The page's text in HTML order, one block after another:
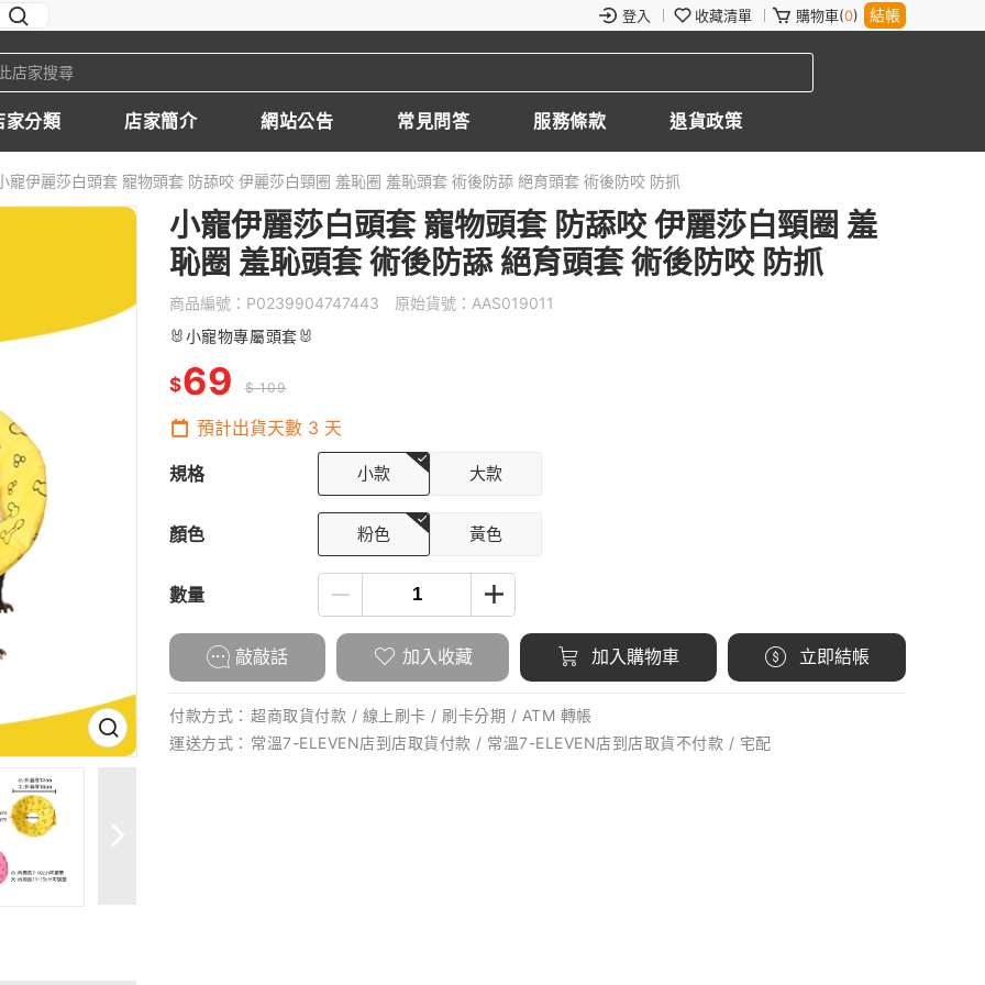
登入 收藏清單 購物車(0) 結帳
家分類 店家簡介 網站公告 常見問答 服務條款 退貨政策
寵伊麗莎白頭套 寵物頭套 防舔咬 伊麗莎白頸圈 羞恥圈 羞恥頭套 術後防舔 絕育頭套 術後防咬 防抓
小寵伊麗莎白頭套 寵物頭套 防舔咬 伊麗莎白頸圈 羞
恥圈 羞恥頭套 術後防舔 絕育頭套 術後防咬 防抓
商品編號： P0239904747443 原始貨號： AAS019011
🐰小寵物專屬頭套🐰
$69 $ 109
預計出貨天數 3 天
規格 小款 大款
顏色 粉色 黃色
數量
敲敲話 加入收藏 加入購物車 立即結帳
付款方式： 超商取貨付款 / 線上刷卡 / 刷卡分期 / ATM 轉帳
運送方式： 常溫7-ELEVEN店到店取貨付款 / 常溫7-ELEVEN店到店取貨不付款 / 宅配